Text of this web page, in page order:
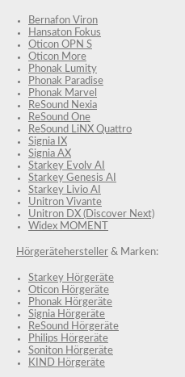
Bernafon Viron
Hansaton Fokus
Oticon OPN S
Oticon More
Phonak Lumity
Phonak Paradise
Phonak Marvel
ReSound Nexia
ReSound One
ReSound LiNX Quattro
Signia IX
Signia AX
Starkey Evolv AI
Starkey Genesis AI
Starkey Livio AI
Unitron Vivante
Unitron DX (Discover Next)
Widex MOMENT
Hörgerätehersteller & Marken:
Starkey Hörgeräte
Oticon Hörgeräte
Phonak Hörgeräte
Signia Hörgeräte
ReSound Hörgeräte
Philips Hörgeräte
Soniton Hörgeräte
KIND Hörgeräte